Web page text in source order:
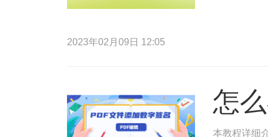
2023年02月09日 12:05
怎
本教程详细